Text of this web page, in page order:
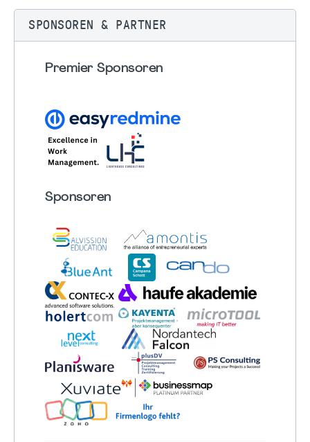
SPONSOREN & PARTNER
Premier Sponsoren
Sponsoren